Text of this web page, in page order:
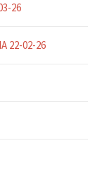
26
22-02-26